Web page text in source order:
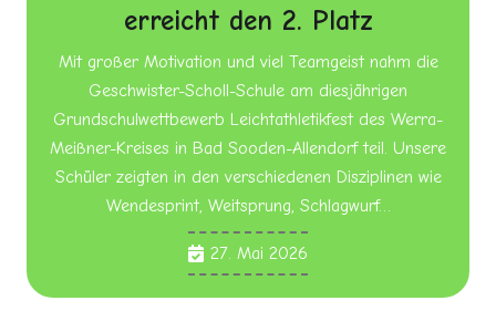
erreicht den 2. Platz
Mit großer Motivation und viel Teamgeist nahm die
Geschwister-Scholl-Schule am diesjährigen
Grundschulwettbewerb Leichtathletikfest des Werra-
Meißner-Kreises in Bad Sooden-Allendorf teil. Unsere
Schüler zeigten in den verschiedenen Disziplinen wie
Wendesprint, Weitsprung, Schlagwurf…
27. Mai 2026